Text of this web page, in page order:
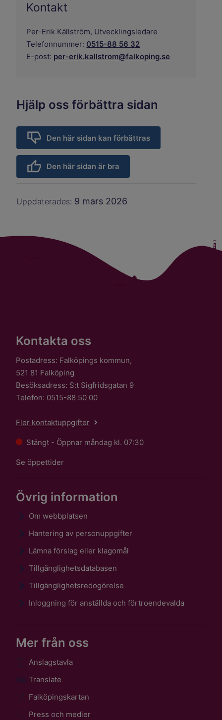
Kontakt
Per-Erik Källström, Utvecklingsledare
Telefonnummer: 0515-88 56 32
E-post: per-erik.kallstrom@falkoping.se
Hjälp oss förbättra sidan
Den här sidan kan förbättras
Den här sidan är bra
Uppdaterades: 9 mars 2026
Kontakta oss
Postadress: Falköpings kommun,
521 81 Falköping
Besöksadress: S:t Sigfridsgatan 9
Telefon: 0515-88 50 00
Fler kontaktuppgifter
Stängt - Öppnar måndag kl. 07:30
Se öppettider
Övrig information
Om webbplatsen
Hantering av personuppgifter
Lämna förslag eller klagomål
Tillgänglighetsdatabasen
Tillgänglighetsredogörelse
Inloggning för anställda och förtroendevalda
Mer från oss
Anslagstavla
Translate
Falköpingskartan
Press och medier